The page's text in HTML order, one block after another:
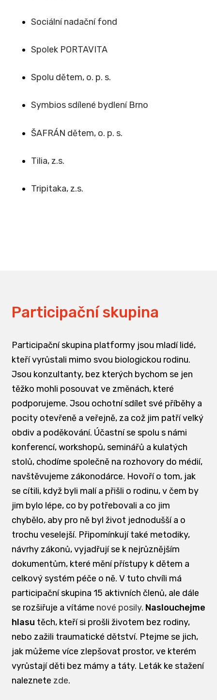
Sociální nadační fond
Spolek PORTAVITA
Spolu dětem, o. p. s.
Symbios sdílené bydlení Brno
ŠAFRÁN dětem, o. p. s.
Tilia, z.s.
Tripitaka, z.s.
Participační skupina
Participační skupina platformy jsou mladí lidé,
kteří vyrůstali mimo svou biologickou rodinu.
Jsou konzultanty, bez kterých bychom se jen
těžko mohli posouvat ve změnách, které
podporujeme. Jsou ochotní sdílet své příběhy a
pocity otevřeně a veřejně, za což jim patří velký
obdiv a poděkování. Účastní se spolu s námi
konferencí, workshopů, seminářů a kulatých
stolů, chodíme společně na rozhovory do médií,
navštěvujeme zákonodárce. Hovoří o tom, jak
se cítili, když byli malí a přišli o rodinu, v čem by
jim bylo lépe, co by potřebovali a co jim
chybělo, aby pro ně byl život jednodušší a o
trochu veselejší. Připomínkují také metodiky,
návrhy zákonů, vyjadřují se k nejrůznějším
dokumentům, které mění přístupy k dětem a
celkový systém péče o ně. V tuto chvíli má
participační skupina 15 aktivních členů, ale dále
se rozšiřuje a vítáme nové posily. Naslouchejme
hlasu těch, kteří si prošli životem bez rodiny,
nebo zažili traumatické dětství. Ptejme se jich,
jak můžeme více zlepšovat prostor, ve kterém
vyrůstají děti bez mámy a táty. Leták ke stažení
naleznete zde.